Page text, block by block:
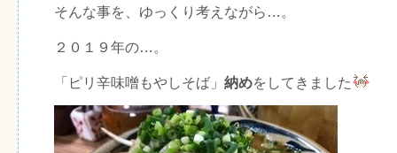
そんな事を、ゆっくり考えながら…。
２０１９年の…。
「ピリ辛味噌もやしそば」 納めをしてきました